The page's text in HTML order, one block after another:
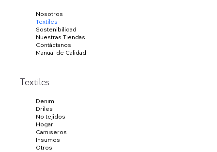
Nosotros
Textiles
Sostenibilidad
Nuestras Tiendas
Contáctanos
Manual de Calidad
Textiles
Denim
Driles
No tejidos
Hogar
Camiseros
Insumos
Otros